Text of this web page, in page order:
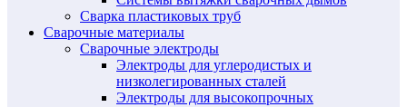
Сварка пластиковых труб
Сварочные материалы
Сварочные электроды
Электроды для углеродистых и
низколегированных сталей
Электроды для высокопрочных